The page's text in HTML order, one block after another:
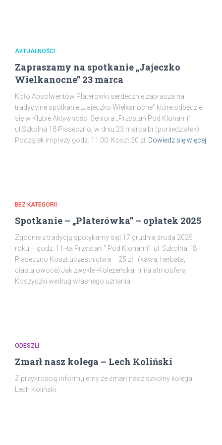
AKTUALNOŚCI
Zapraszamy na spotkanie „Jajeczko
Wielkanocne” 23 marca
Koło Absolwentów Platerowki serdecznie zaprasza na
tradycyjne spotkanie „Jajeczko Wielkanocne” które odbędzie
się w Klubie Aktywności Seniora „Przystań Pod Klonami”
ul.Szkolna 18 Piaseczno, w dniu 23 marca br.(poniedziałek).
Początek imprezy godz. 11:00. Koszt 20 zł Dowiedz się więcej
BEZ KATEGORII
Spotkanie – „Platerówka” – opłatek 2025
Zgodnie z tradycją spotykamy się| 17 grudnia środa 2025
roku – godz. 11 -ta Przystań ” Pod Klonami” ul. Szkolna 18 –
Piaseczno Koszt uczestnictwa – 25 zł. (kawa, herbata,
ciasta,owoce) Jak zwykle -Koleżeńska, miła atmosfera
Koszyczki według własnego uznania.
ODESZLI
Zmarł nasz kolega – Lech Koliński
Z przykrością informujemy że zmarł nasz szkolny kolega
Lech Koliński.